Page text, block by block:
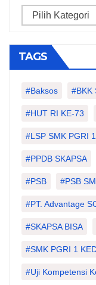
Categories
TAGS
#Baksos #BKK
#HUT RI KE-73
#LSP SMK PGRI
#PPDB SKAPSA
#PSB #PSB
#PT. Advantage
#SKAPSA BISA
#SMK PGRI 1
#Uji Kompetensi